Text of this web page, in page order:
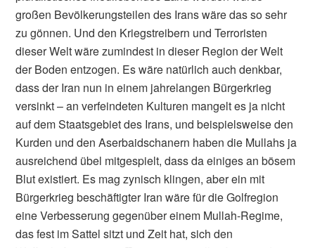
großen Bevölkerungsteilen des Irans wäre das so sehr
zu gönnen. Und den Kriegstreibern und Terroristen
dieser Welt wäre zumindest in dieser Region der Welt
der Boden entzogen. Es wäre natürlich auch denkbar,
dass der Iran nun in einem jahrelangen Bürgerkrieg
versinkt – an verfeindeten Kulturen mangelt es ja nicht
auf dem Staatsgebiet des Irans, und beispielsweise den
Kurden und den Aserbaidschanern haben die Mullahs ja
ausreichend übel mitgespielt, dass da einiges an bösem
Blut existiert. Es mag zynisch klingen, aber ein mit
Bürgerkrieg beschäftigter Iran wäre für die Golfregion
eine Verbesserung gegenüber einem Mullah-Regime,
das fest im Sattel sitzt und Zeit hat, sich den